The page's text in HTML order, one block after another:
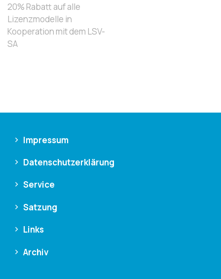
20% Rabatt auf alle
Lizenzmodelle in
Kooperation mit dem LSV-
SA
Impressum
Datenschutzerklärung
Service
Satzung
Links
Archiv